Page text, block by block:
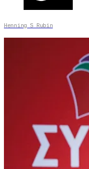
Henning S Rubin